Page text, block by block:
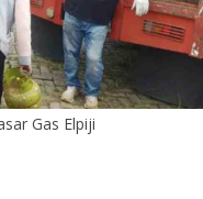
Gas Elpiji